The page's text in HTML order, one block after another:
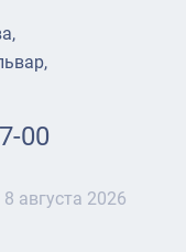
00
8 августа 2026